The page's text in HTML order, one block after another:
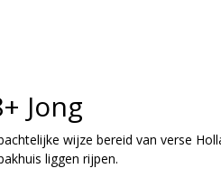
Jong
wijze bereid van verse
liggen rijpen.